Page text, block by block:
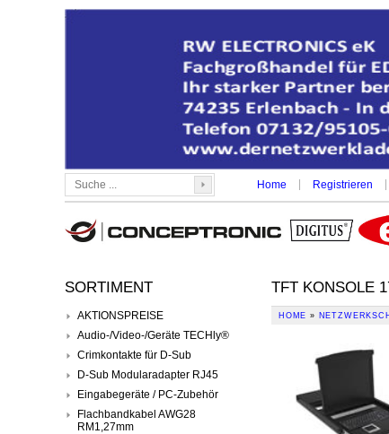
Home Registrieren
SORTIMENT
AKTIONSPREISE
Audio-/Video-/Geräte TECHly®
Crimkontakte für D-Sub
D-Sub Modularadapter RJ45
Eingabegeräte / PC-Zubehör
Flachbandkabel AWG28
RM1,27mm
TFT KONSOLE
HOME »